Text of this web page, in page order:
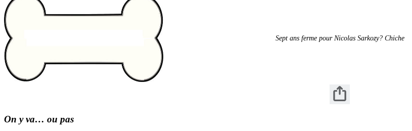
Sept ans ferme pour Nicolas Sarkozy? Chiche
On y va… ou pas